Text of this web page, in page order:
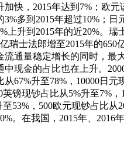
加快，2015年达到7%；欧元
3%多到2015年超过10%；日
上升到2015年的近20%。瑞
瑞士法郎增至2015年的650
流通量稳定增长的同时，最
中现金的占比也在上升。
从67%升至78%，10000日元
英镑现钞占比从5%升至7%，
至53%，500欧元现钞占比从
。在我国，2015年、2016